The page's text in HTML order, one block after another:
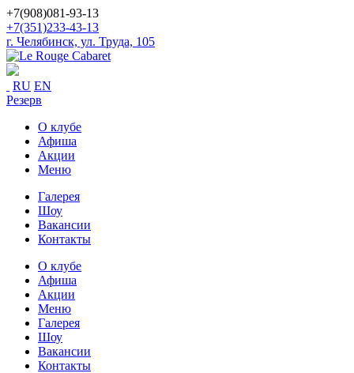
+7(908)081-93-13
+7(351)233-43-13
г. Челябинск, ул. Труда, 105
RU EN
Резерв
О клубе
Афиша
Акции
Меню
Галерея
Шоу
Вакансии
Контакты
О клубе
Афиша
Акции
Меню
Галерея
Шоу
Вакансии
Контакты